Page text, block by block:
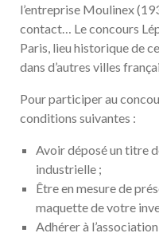
l’entreprise Moulinex
contact… Le concours
Paris, lieu historique de
dans d’autres villes
Pour participer au
conditions suivantes :
Avoir déposé un titre
industrielle ;
Être en mesure de
maquette de votre
Adhérer à